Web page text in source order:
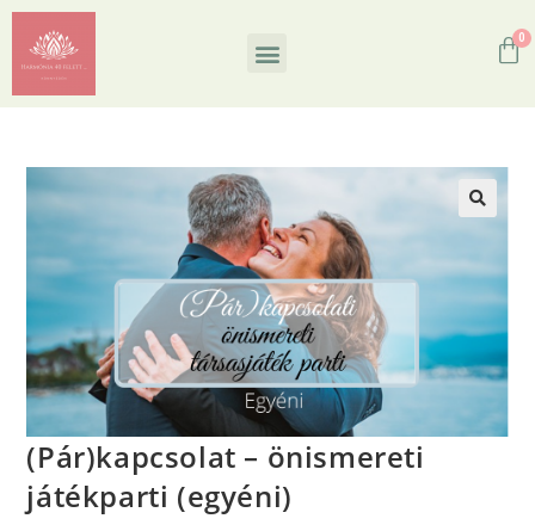
(Pár)kapcsolat – önismereti
játékparti (egyéni)